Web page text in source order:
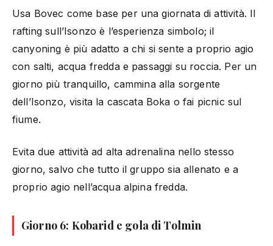
Usa Bovec come base per una giornata di attività. Il
rafting sull’Isonzo è l’esperienza simbolo; il
canyoning è più adatto a chi si sente a proprio agio
con salti, acqua fredda e passaggi su roccia. Per un
giorno più tranquillo, cammina alla sorgente
dell’Isonzo, visita la cascata Boka o fai picnic sul
fiume.
Evita due attività ad alta adrenalina nello stesso
giorno, salvo che tutto il gruppo sia allenato e a
proprio agio nell’acqua alpina fredda.
Giorno 6: Kobarid e gola di Tolmin